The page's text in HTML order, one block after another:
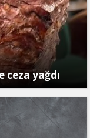
ceza yağdı